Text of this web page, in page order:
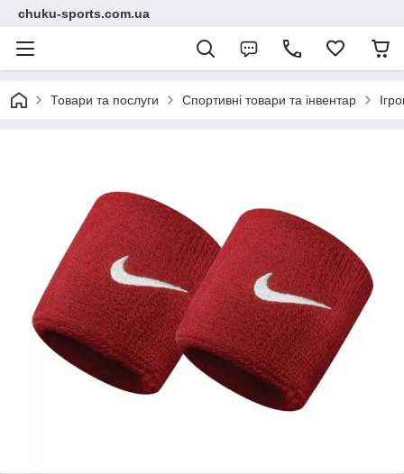
chuku-sports.com.ua
Товари та послуги Спортивні товари та інвентар